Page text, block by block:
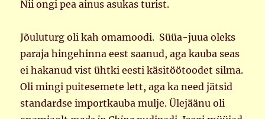
Nii ongi pea ainus asukas turist.
Jõuluturg oli kah omamoodi. Süüa-juua oleks
paraja hingehinna eest saanud, aga kauba seas
ei hakanud vist ühtki eesti käsitöötoodet silma.
Oli mingi puitesemete lett, aga ka need jätsid
standardse importkauba mulje. Ülejäänu oli